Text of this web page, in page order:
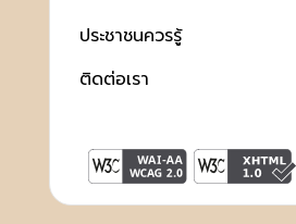
ประชาชนควรรู้
ติดต่อเรา